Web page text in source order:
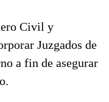
Civil y
Juzgados de
a fin de asegurar